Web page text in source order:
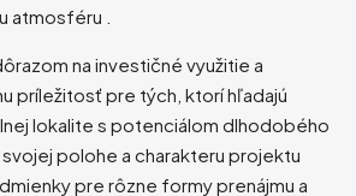
atmosféru .
na investičné využitie a
príležitosť pre tých, ktorí hľadajú
lokalite s potenciálom dlhodobého
polohe a charakteru projektu
pre rôzne formy prenájmu a